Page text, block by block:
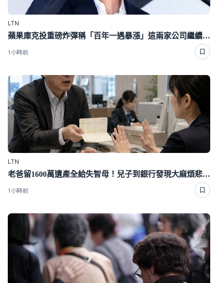
LTN
蘋果庫克投重磅炸彈稱「百年一遇暴漲」這兩家公司繼續盆滿缽滿
1小時前
LTN
老爸留1600萬遺產全給失智母！兒子到銀行發現大麻煩悲劇了
1小時前